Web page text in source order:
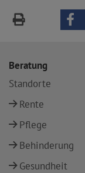
Beratung
Standorte
Rente
Pflege
Behinderung
Gesundheit